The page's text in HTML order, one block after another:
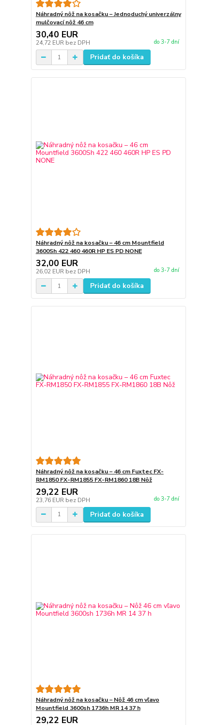
Náhradný nôž na kosačku – Jednoduchý univerzálny
mulčovací nôž 46 cm
30,40 EUR
24,72 EUR bez DPH do 3-7 dní
Pridať do košíka
Náhradný nôž na kosačku – 46 cm Mountfield
3600Sh 422 460 460R HP ES PD NONE
32,00 EUR
26,02 EUR bez DPH do 3-7 dní
Pridať do košíka
Náhradný nôž na kosačku – 46 cm Fuxtec FX-
RM1850 FX-RM1855 FX-RM1860 18B Nôž
29,22 EUR
23,76 EUR bez DPH do 3-7 dní
Pridať do košíka
Náhradný nôž na kosačku – Nôž 46 cm vľavo
Mountfield 3600sh 1736h MR 14 37 h
29,22 EUR